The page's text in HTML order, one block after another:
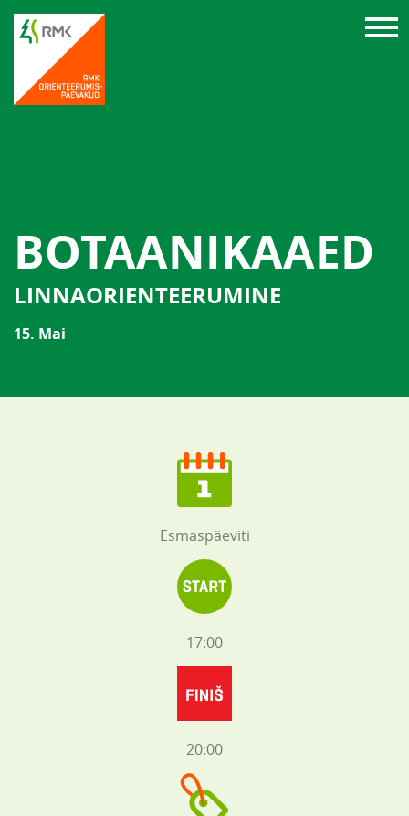
BOTAANIKAAED
LINNAORIENTEERUMINE
15. Mai
Esmaspäeviti
17:00
20:00